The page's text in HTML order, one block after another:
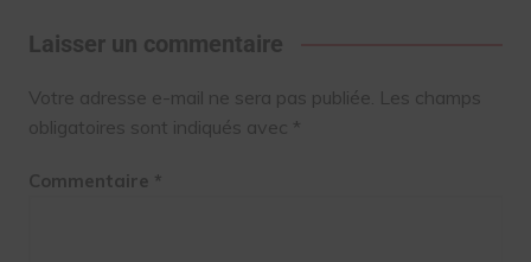
Laisser un commentaire
Votre adresse e-mail ne sera pas publiée. Les champs
obligatoires sont indiqués avec *
Commentaire *